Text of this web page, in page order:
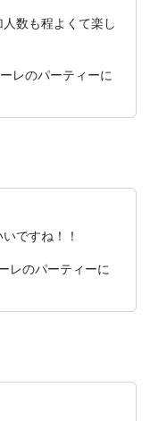
数も程よくて楽し
レのパーティーに
ですね！！
レのパーティーに